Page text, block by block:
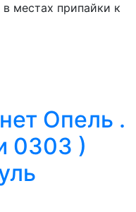
местах припайки к
Опель .
0303 )